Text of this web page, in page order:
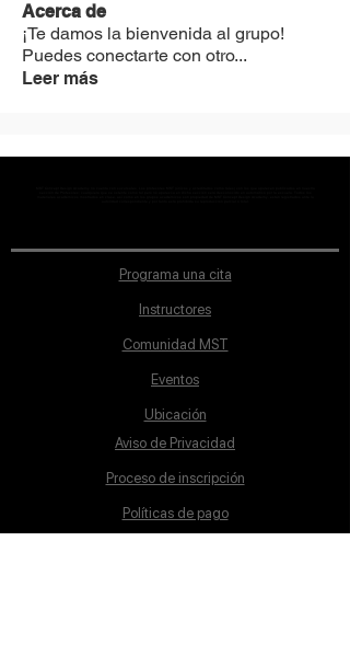
Acerca de
¡Te damos la bienvenida al grupo!
Puedes conectarte con otro...
Leer más
Programa una cita
Instructores
Comunidad MST
Eventos
Ubicación
Aviso de Privacidad
Proceso de inscripción
Políticas de pago